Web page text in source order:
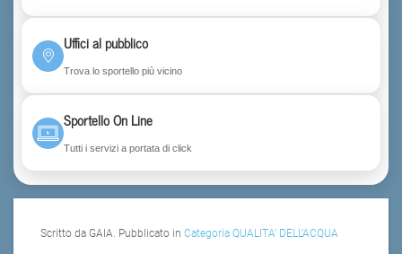
Uffici al pubblico
Trova lo sportello più vicino
Sportello On Line
Tutti i servizi a portata di click
Scritto da GAIA. Pubblicato in Categoria QUALITA’ DELL’ACQUA